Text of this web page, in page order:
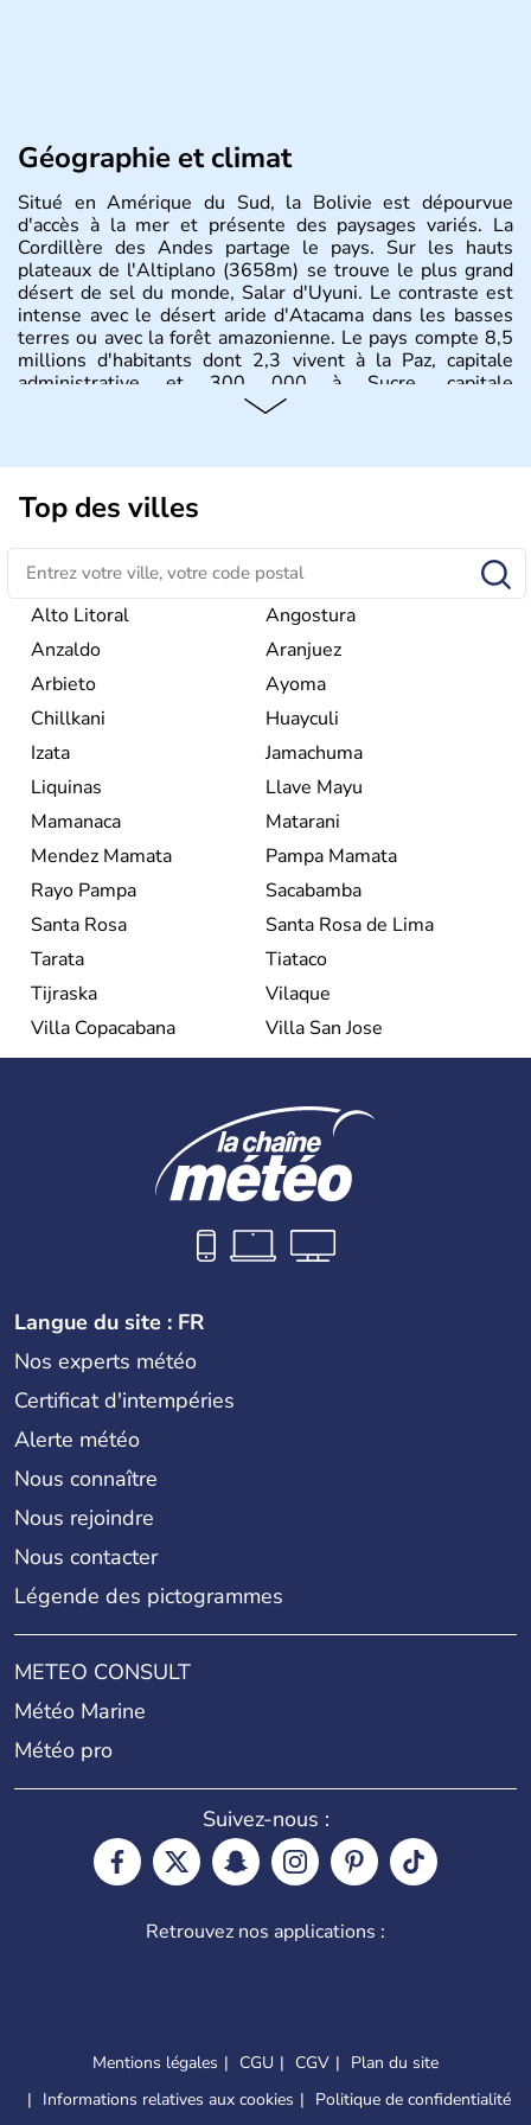
Géographie et climat
Situé en Amérique du Sud, la Bolivie est dépourvue
d'accès à la mer et présente des paysages variés. La
Cordillère des Andes partage le pays. Sur les hauts
plateaux de l'Altiplano (3658m) se trouve le plus grand
désert de sel du monde, Salar d'Uyuni. Le contraste est
intense avec le désert aride d'Atacama dans les basses
terres ou avec la forêt amazonienne. Le pays compte 8,5
millions d'habitants dont 2,3 vivent à la Paz, capitale
administrative et 300 000 à Sucre, capitale
Top des villes
Alto Litoral
Angostura
Anzaldo
Aranjuez
Arbieto
Ayoma
Chillkani
Huayculi
Izata
Jamachuma
Liquinas
Llave Mayu
Mamanaca
Matarani
Mendez Mamata
Pampa Mamata
Rayo Pampa
Sacabamba
Santa Rosa
Santa Rosa de Lima
Tarata
Tiataco
Tijraska
Vilaque
Villa Copacabana
Villa San Jose
Langue du site : FR
Nos experts météo
Certificat d'intempéries
Alerte météo
Nous connaître
Nous rejoindre
Nous contacter
Légende des pictogrammes
METEO CONSULT
Météo Marine
Météo pro
Suivez-nous :
Retrouvez nos applications :
Mentions légales CGU CGV
Plan du site
Informations relatives aux cookies
Politique de confidentialité